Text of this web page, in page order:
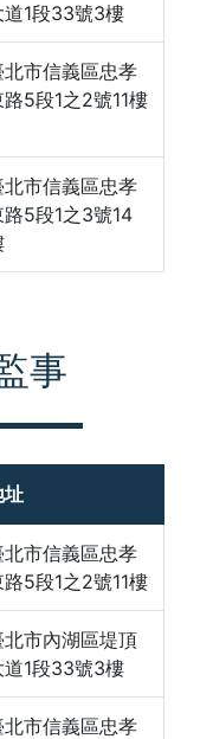
道1段33號3樓
北市信義區忠孝
路5段1之2號11樓
北市信義區忠孝
路5段1之3號14
事
址
北市信義區忠孝
路5段1之2號11樓
北市內湖區堤頂
道1段33號3樓
北市信義區忠孝